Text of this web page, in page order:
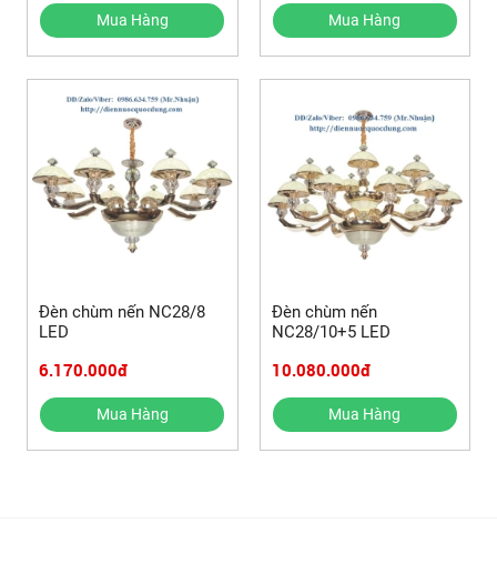
Mua Hàng Mua Hàng
Đèn chùm nến NC28/8
LED
6.170.000đ
Mua Hàng
Đèn chùm nến
NC28/10+5 LED
10.080.000đ
Mua Hàng